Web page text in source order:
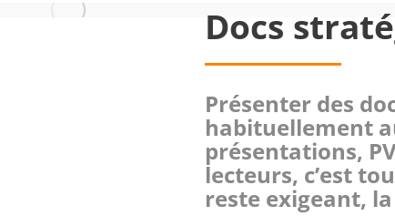
Docs
Présenter des
habituellement
présentations,
lecteurs, c’est
reste exigeant,